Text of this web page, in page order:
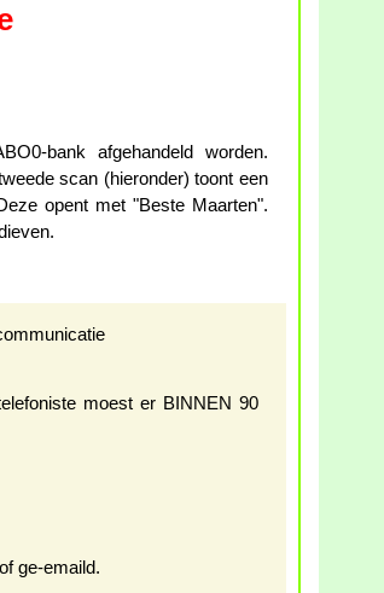
bank afgehandeld worden.
scan (hieronder) toont een
opent met "Beste Maarten".
moest er BINNEN 90
ge-emaild.